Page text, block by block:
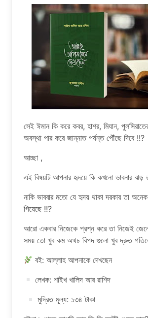
সেই ঈমান কি করে কবর, হাশর, মিযান,
অবস্থা পার করে জান্নাত পর্যন্ত পৌঁছে দিবে !!?
আচ্ছা ,
এই বিষয়টি আপনার হৃদয়ে কি কখনো ভাবনার ঝড়
নাকি ভাববার মতো যে হৃদয় থাকা দরকার তা
গিয়েছে !!?
আরো একবার নিজেকে প্রশ্ন করে তা নিজেই
সময় তো খুব কম অথচ বিপদ গুলো খুব দ্রুত
বই: আল্লাহ আপনাকে দেখছেন
লেখক: শাইখ খালিদ আর রাশিদ
মুদ্রিত মূল্য: ১৩৪ টাকা